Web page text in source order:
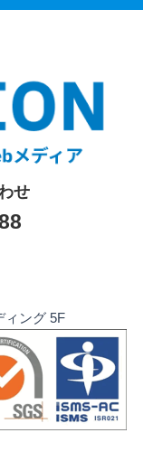
せ
ィング 5F